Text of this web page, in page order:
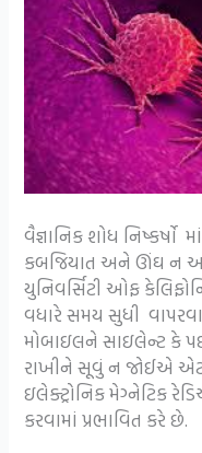
વૈજ્ઞાનિક શોધ
કબજિયાત અને ઊંઘ ન
યુનિવર્સિટી ઓફ
વધારે સમય સુધી
મોબાઇલને સાઇલેન્ટ કે
રાખીને સૂવું ન જોઈએ
ઇલેક્ટ્રોનિક મેગ્નેટિક
કરવામાં પ્રભાવિત કરે છે.